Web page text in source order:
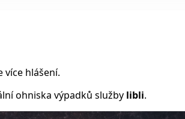
více hlášení.
ohniska výpadků služby libli.